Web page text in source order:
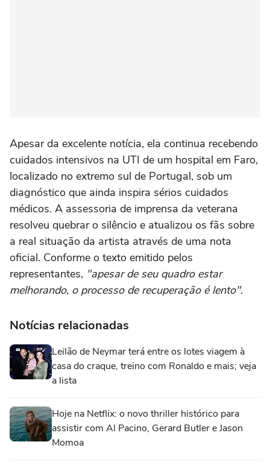
Apesar da excelente notícia, ela continua recebendo
cuidados intensivos na UTI de um hospital em Faro,
localizado no extremo sul de Portugal, sob um
diagnóstico que ainda inspira sérios cuidados
médicos. A assessoria de imprensa da veterana
resolveu quebrar o silêncio e atualizou os fãs sobre
a real situação da artista através de uma nota
oficial. Conforme o texto emitido pelos
representantes, "apesar de seu quadro estar
melhorando, o processo de recuperação é lento".
Notícias relacionadas
Leilão de Neymar terá entre os lotes viagem à
casa do craque, treino com Ronaldo e mais; veja
a lista
Hoje na Netflix: o novo thriller histórico para
assistir com Al Pacino, Gerard Butler e Jason
Momoa